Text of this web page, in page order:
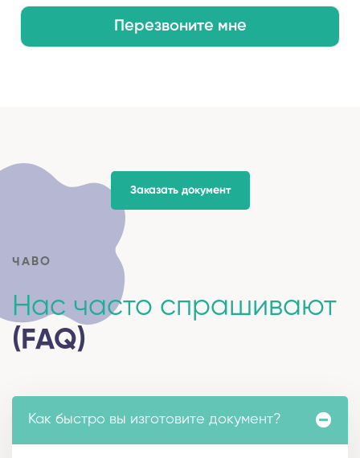
Перезвоните мне
Заказать документ
ЧАВО
Нас часто спрашивают
(FAQ)
Как быстро вы изготовите документ?